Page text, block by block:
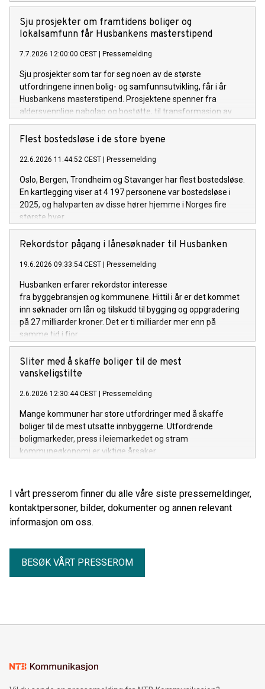
boligpolitiske utfordringer.
Sju prosjekter om framtidens boliger og
lokalsamfunn får Husbankens masterstipend
7.7.2026 12:00:00 CEST Pressemelding
Sju prosjekter som tar for seg noen av de største
utfordringene innen bolig- og samfunnsutvikling, får i år
Husbankens masterstipend. Prosjektene spenner fra
aldersvennlige nabolag og bostøtte, til transformasjon av
eksisterende bygg og kommunal boligpolitikk.
Flest bostedsløse i de store byene
22.6.2026 11:44:52 CEST Pressemelding
Oslo, Bergen, Trondheim og Stavanger har flest bostedsløse.
En kartlegging viser at 4 197 personene var bostedsløse i
2025, og halvparten av disse hører hjemme i Norges fire
største byer.
Rekordstor pågang i lånesøknader til Husbanken
19.6.2026 09:33:54 CEST Pressemelding
Husbanken erfarer rekordstor interesse
fra byggebransjen og kommunene. Hittil i år er det kommet
inn søknader om lån og tilskudd til bygging og oppgradering
på 27 milliarder kroner. Det er ti milliarder mer enn på
samme tid i fjor.
Sliter med å skaffe boliger til de mest
vanskeligstilte
2.6.2026 12:30:44 CEST Pressemelding
Mange kommuner har store utfordringer med å skaffe
boliger til de mest utsatte innbyggerne. Utfordrende
boligmarkeder, press i leiemarkedet og stram
kommuneøkonomi er viktige årsaker.
I vårt presserom finner du alle våre siste pressemeldinger,
kontaktpersoner, bilder, dokumenter og annen relevant
informasjon om oss.
BESØK VÅRT PRESSEROM